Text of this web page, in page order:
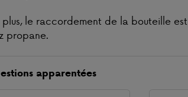
plus, le raccordement de la bouteille
propane.
apparentées